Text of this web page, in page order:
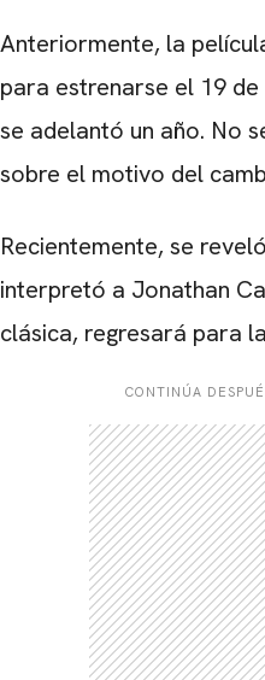
Anteriormente, la
para estrenarse el 19
se adelantó un año. No
sobre el motivo del
Recientemente, se
interpretó a Jonathan
clásica, regresará para
CONTINÚA